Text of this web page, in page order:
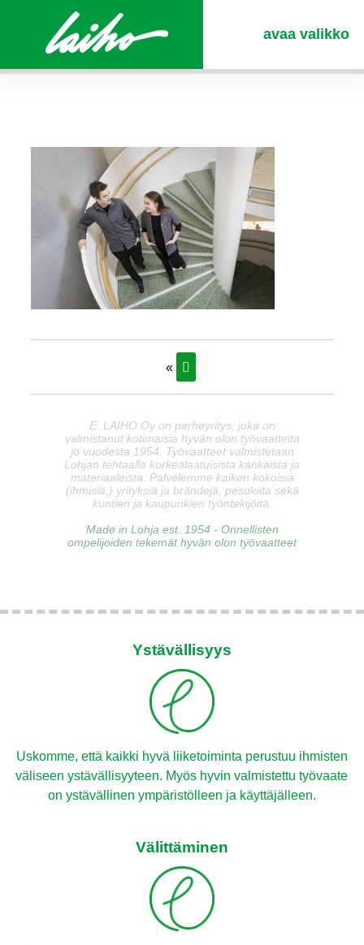
avaa valikko
«
E. LAIHO Oy on perheyritys, joka on
valmistanut kotimaisia hyvän olon työvaatteita
jo vuodesta 1954. Työvaatteet valmistetaan
Lohjan tehtaalla korkealaatuisista kankaista ja
materiaaleista. Palvelemme kaiken kokoisia
(ihmisiä,) yrityksiä ja brändejä, pesuloita sekä
kuntien ja kaupunkien työntekijöitä.
Made in Lohja est. 1954 - Onnellisten
ompelijoiden tekemät hyvän olon työvaatteet
Ystävällisyys
Uskomme, että kaikki hyvä liiketoiminta perustuu ihmisten
väliseen ystävällisyyteen. Myös hyvin valmistettu työvaate
on ystävällinen ympäristölleen ja käyttäjälleen.
Välittäminen